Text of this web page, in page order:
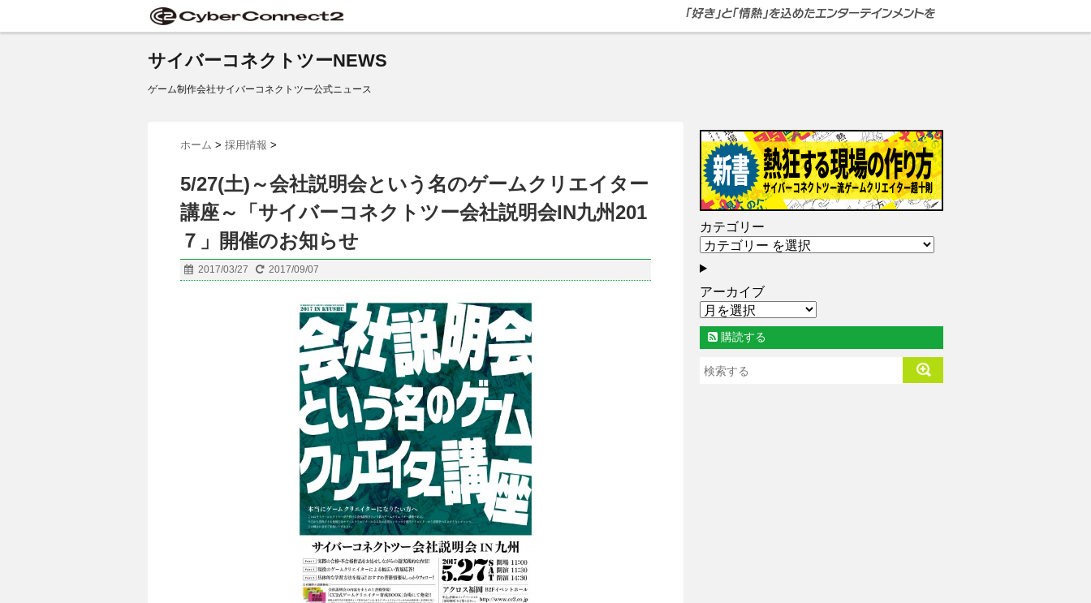
サイバーコネクトツーNEWS
ゲーム制作会社サイバーコネクトツー公式ニュース
ホーム > 採用情報 >
5/27(土)～会社説明会という名のゲームクリエイター
講座～「サイバーコネクトツー会社説明会IN九州201
７」開催のお知らせ
2017/03/27 2017/09/07
カテゴリー
アーカイブ
購読する